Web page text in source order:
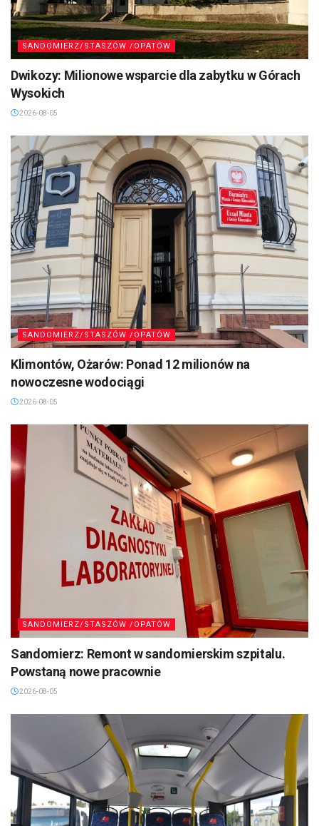
SANDOMIERZ/STASZÓW /OPATÓW
Dwikozy: Milionowe wsparcie dla zabytku w Górach
Wysokich
2026-08-05
SANDOMIERZ/STASZÓW /OPATÓW
Klimontów, Ożarów: Ponad 12 milionów na
nowoczesne wodociągi
2026-08-05
SANDOMIERZ/STASZÓW /OPATÓW
Sandomierz: Remont w sandomierskim szpitalu.
Powstaną nowe pracownie
2026-08-05